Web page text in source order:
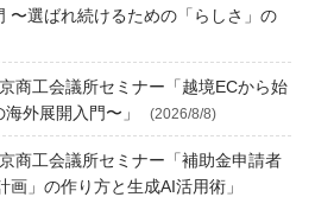
〜選ばれ続けるための「らしさ」の
商工会議所セミナー「越境ECから始
外展開入門〜」
(2026/8/8)
商工会議所セミナー「補助金申請者
」の作り方と生成AI活用術」